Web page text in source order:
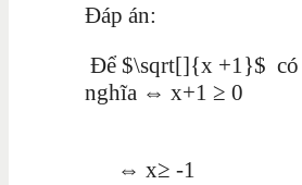
Đáp án:
Để $\sqrt[]{x +1}$ có
nghĩa ⇔ x+1 ≥ 0
⇔ x≥ -1